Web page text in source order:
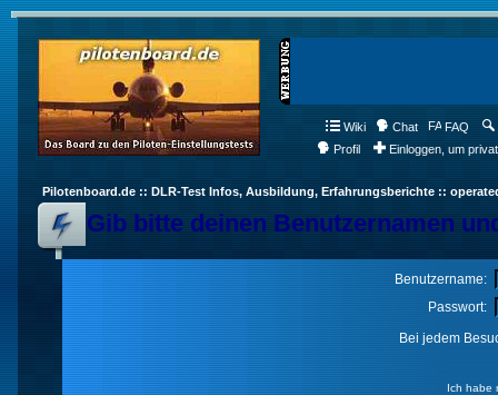
Wiki Chat FAQ
Profil
Einloggen, um
Pilotenboard.de :: DLR-Test Infos, Ausbildung, Erfahrungsberichte ::
Gib bitte deinen Benutzernamen
Benutzername:
Passwort:
Bei jedem
Ich habe